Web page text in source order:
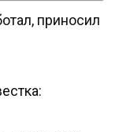
приносил